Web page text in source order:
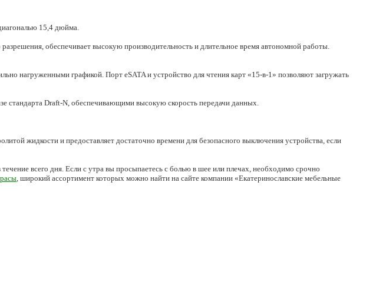
15,4 дюйма.
обеспечивает высокую производительность и длительное время автономной работы.
нагруженными графикой. Порт eSATA и устройство для чтения карт «15-в-1» позволяют загружать
Draft-N, обеспечивающими высокую скорость передачи данных.
жидкости и предоставляет достаточно времени для безопасного выключения устройства, если
всего дня. Если с утра вы просыпаетесь с болью в шее или плечах, необходимо срочно
, широкий ассортимент которых можно найти на сайте компании «Екатеринославские мебельные